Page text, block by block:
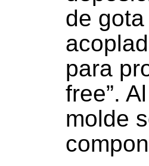
de
para
free”.
molde